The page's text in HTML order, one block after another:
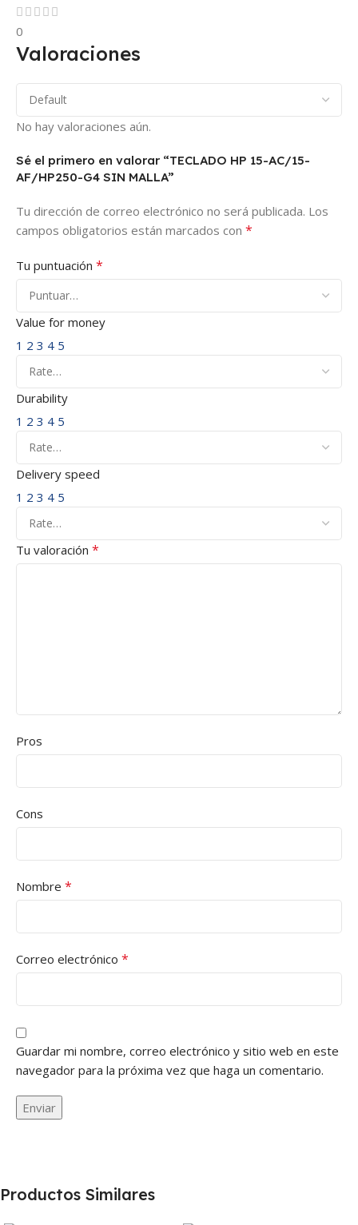
0
Valoraciones
No hay valoraciones aún.
Sé el primero en valorar “TECLADO HP 15-AC/15-
AF/HP250-G4 SIN MALLA”
Tu dirección de correo electrónico no será publicada. Los
campos obligatorios están marcados con *
Tu puntuación *
Value for money
1 2 3 4 5
Durability
1 2 3 4 5
Delivery speed
1 2 3 4 5
Tu valoración *
Pros
Cons
Nombre *
Correo electrónico *
Guardar mi nombre, correo electrónico y sitio web en este
navegador para la próxima vez que haga un comentario.
Productos Similares